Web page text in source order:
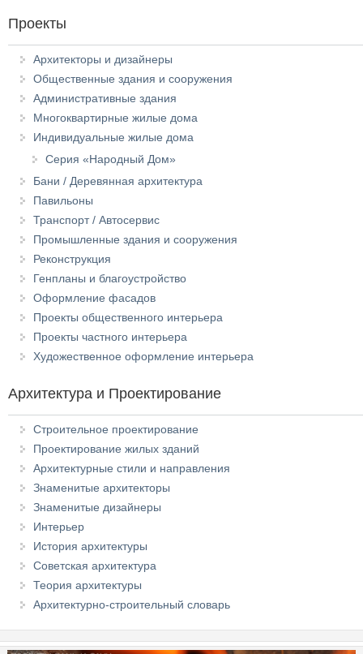
Проекты
Архитекторы и дизайнеры
Общественные здания и сооружения
Административные здания
Многоквартирные жилые дома
Индивидуальные жилые дома
Серия «Народный Дом»
Бани / Деревянная архитектура
Павильоны
Транспорт / Автосервис
Промышленные здания и сооружения
Реконструкция
Генпланы и благоустройство
Оформление фасадов
Проекты общественного интерьера
Проекты частного интерьера
Художественное оформление интерьера
Архитектура и Проектирование
Строительное проектирование
Проектирование жилых зданий
Архитектурные стили и направления
Знаменитые архитекторы
Знаменитые дизайнеры
Интерьер
История архитектуры
Советская архитектура
Теория архитектуры
Архитектурно-строительный словарь